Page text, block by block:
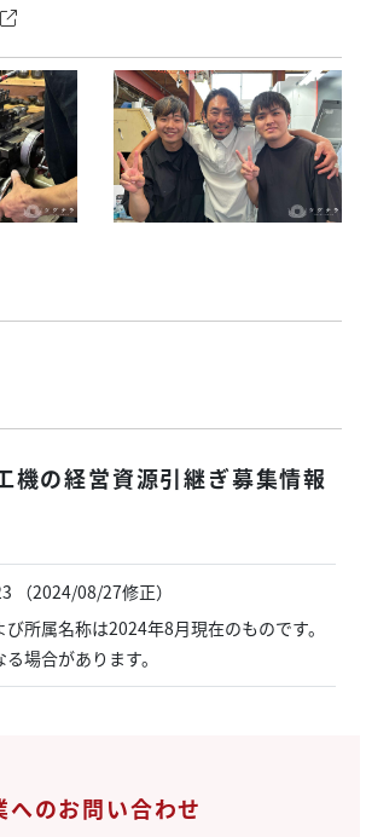
機の経営資源引継ぎ募集情報
（2024/08/27修正）
所属名称は2024年8月現在のものです。
場合があります。
へのお問い合わせ